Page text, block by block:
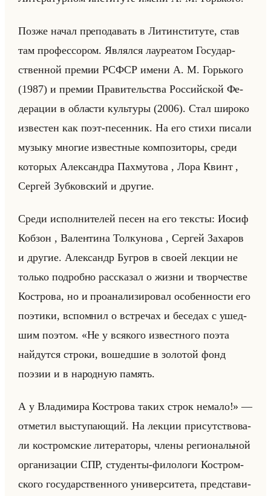
Позже начал пре­по­да­вать в Ли­тин­сти­ту­те, став
там про­фес­со­ром. Яв­лял­ся ла­уре­атом Го­су­дар­
ствен­ной пре­мии РСФСР имени А. М. Горько­го
(1987) и пре­мии Пра­ви­тельства Рос­сийской Фе­
де­ра­ции в об­ла­сти культу­ры (2006). Стал ши­ро­ко
из­ве­стен как поэт-пе­сен­ник. На его стихи пи­са­ли
му­зы­ку мно­гие из­вест­ные ком­по­зи­то­ры, среди
ко­то­рых Алек­сандра Па­хму­то­ва , Лора Квинт ,
Сер­гей Зуб­ков­ский и дру­гие.
Среди ис­пол­ни­те­лей песен на его тек­сты: Иосиф
Коб­зон , Ва­лен­ти­на Тол­ку­но­ва , Сер­гей За­ха­ров
и дру­гие. Алек­сандр Буг­ров в своей лек­ции не
только по­дроб­но рас­ска­зал о жизни и твор­че­стве
Ко­ст­ро­ва, но и про­ана­ли­зи­ро­вал осо­бен­но­сти его
по­эти­ки, вспом­нил о встре­чах и бе­се­дах с ушед­
шим по­этом. «Не у всякого известного поэта
найдутся строки, вошедшие в золотой фонд
поэзии и в народную память.
А у Владимира Кострова таких строк немало!» —
от­ме­тил вы­сту­па­ющий. На лек­ции при­сут­ство­ва­
ли ко­стром­ские ли­те­ра­то­ры, члены ре­ги­ональной
ор­га­ни­за­ции СПР, сту­ден­ты-фи­ло­ло­ги Ко­стром­
ско­го го­су­дар­ствен­но­го уни­вер­си­те­та, пред­ста­ви­